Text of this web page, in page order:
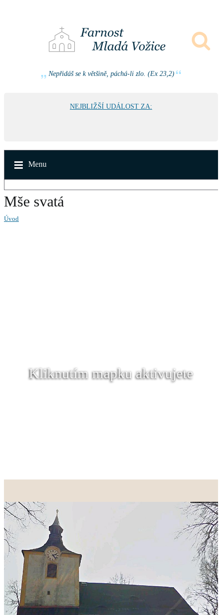
Nepřidáš se k většině, páchá-li zlo. (Ex 23,2)
NEJBLIŽŠÍ UDÁLOST ZA:
Menu
Mše svatá
Úvod
Kliknutím mapku aktivujete